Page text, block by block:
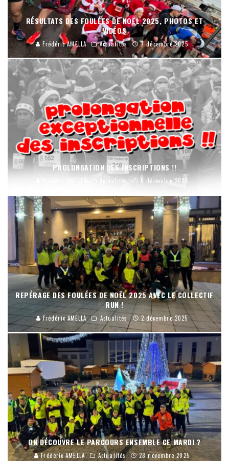
RÉSULTATS DES FOULÉES DE NOËL 2025, PHOTOS ET
VIDÉOS
Frédéric AMELLA Actualités 7 décembre 2025
PROLONGATION DES INSCRIPTIONS !!
Actualités 6 décembre 2025
REPÉRAGE DES FOULÉES DE NOËL 2025 AVEC LE COLLECTIF
RUN !
Frédéric AMELLA Actualités 2 décembre 2025
ON DÉCOUVRE LE PARCOURS ENSEMBLE CE MARDI ?
Frédéric AMELLA Actualités 28 novembre 2025